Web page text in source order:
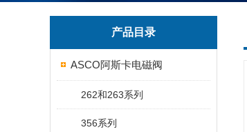
产品目录
ASCO阿斯卡电磁阀
262和263系列
356系列